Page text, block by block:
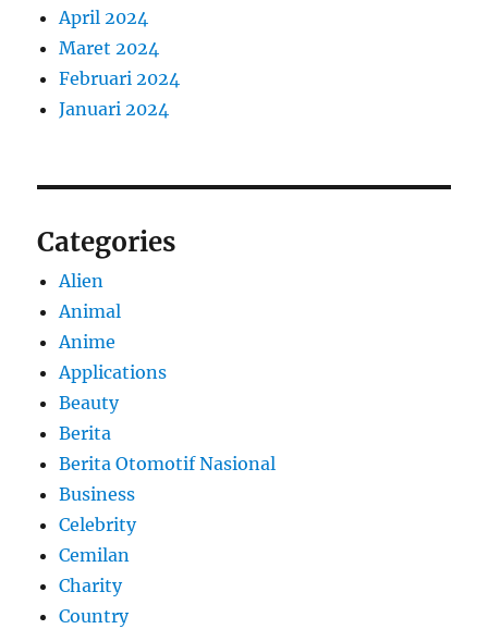
April 2024
Maret 2024
Februari 2024
Januari 2024
Categories
Alien
Animal
Anime
Applications
Beauty
Berita
Berita Otomotif Nasional
Business
Celebrity
Cemilan
Charity
Country